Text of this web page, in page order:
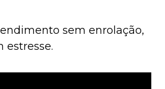
sem enrolação,
estresse.